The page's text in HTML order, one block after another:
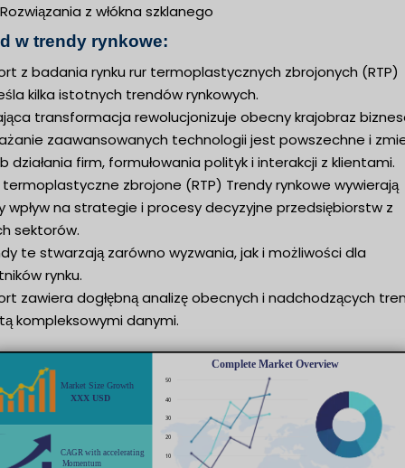
z włókna szklanego
w trendy rynkowe:
z badania rynku rur termoplastycznych zbrojonych (RTP)
kilka istotnych trendów rynkowych.
transformacja rewolucjonizuje obecny krajobraz
zaawansowanych technologii jest powszechne i
działania firm, formułowania polityk i interakcji z klientami.
termoplastyczne zbrojone (RTP) Trendy rynkowe wywierają
wpływ na strategie i procesy decyzyjne przedsiębiorstw z
sektorów.
te stwarzają zarówno wyzwania, jak i możliwości dla
rynku.
zawiera dogłębną analizę obecnych i nadchodzących
kompleksowymi danymi.